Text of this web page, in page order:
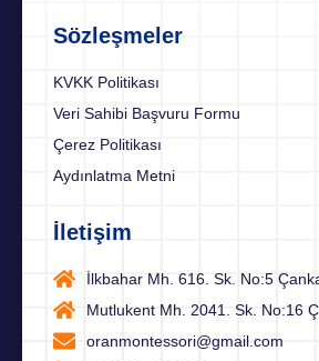
Sözleşmeler
KVKK Politikası
Veri Sahibi Başvuru Formu
Çerez Politikası
Aydınlatma Metni
İletişim
İlkbahar Mh. 616. Sk. No:5
Mutlukent Mh. 2041. Sk. No:16
oranmontessori@gmail.com